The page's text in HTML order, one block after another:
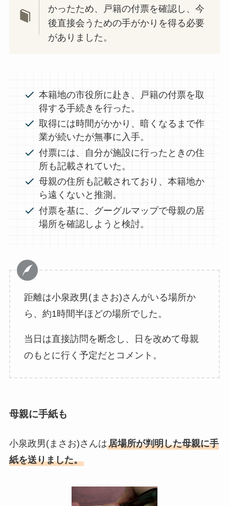
かったため、戸籍の付票を確認し、今
後直接会うための手がかりを得る必要
がありました。
本籍地の市役所に赴き、戸籍の付票を取
得する手続きを行った。
取得には時間がかかり、暗くなるまで作
業が続いたが無事に入手。
付票には、自分が施設に行ったときの住
所も記載されていた。
母親の住所も記載されており、本籍地か
ら遠くないと推測。
付票を基に、グーグルマップで母親の居
場所を確認しようと検討。
距離は小泉政男(まさお)さんがいる場所か
ら、約1時間半ほどの場所でした。
当日は直接訪問を断念し、日を改めて母親
のもとに行く予定だとコメント。
母親に手紙も
小泉政男(まさお)さんは居場所が判明した母親に手
紙を送りました。